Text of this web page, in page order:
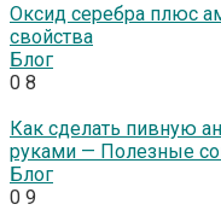
Оксид серебра плюс
свойства
Блог
0 8
Как сделать пивную
руками — Полезные
Блог
0 9